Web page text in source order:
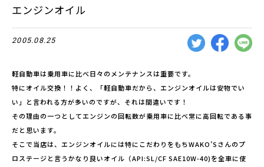
エンジンオイル
2005.08.25
軽自動車は乗用車に比べ日々のメンテナンスは重要です。
特にオイル交換！！よく、「軽自動車だから、エンジンオイルは安物でい
い」と言われる方が多いのですが、それは間違いです！
その理由の一つとしてエンジンの回転数が乗用車に比べ常に高回転である事
だと思います。
そこで当店は、エンジンオイルには特にこだわりをもちWAKO’Sさんのプ
ロステージと言うかなり良いオイル（API:SL/CF SAE10W-40)を全車に使